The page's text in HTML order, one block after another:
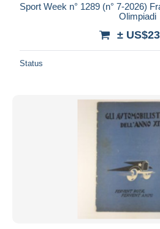
Sport Week n° 1289 (n° 7-2026)
Olimpiadi
±
Status